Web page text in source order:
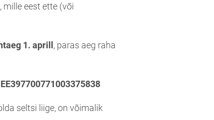
eest ette (või
1. aprill, paras aeg raha
EE397700771003375838
seltsi liige, on võimalik